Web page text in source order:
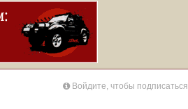
Войдите, чтобы подписаться